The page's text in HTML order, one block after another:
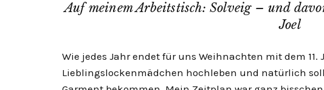
Auf meinem Arbeitstisch: Solveig – und
Joel
Wie jedes Jahr endet für uns Weihnachten mit dem 11.
Lieblingslockenmädchen hochleben und natürlich